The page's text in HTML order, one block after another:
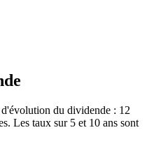
du dividende : 12
Les taux sur 5 et 10 ans sont